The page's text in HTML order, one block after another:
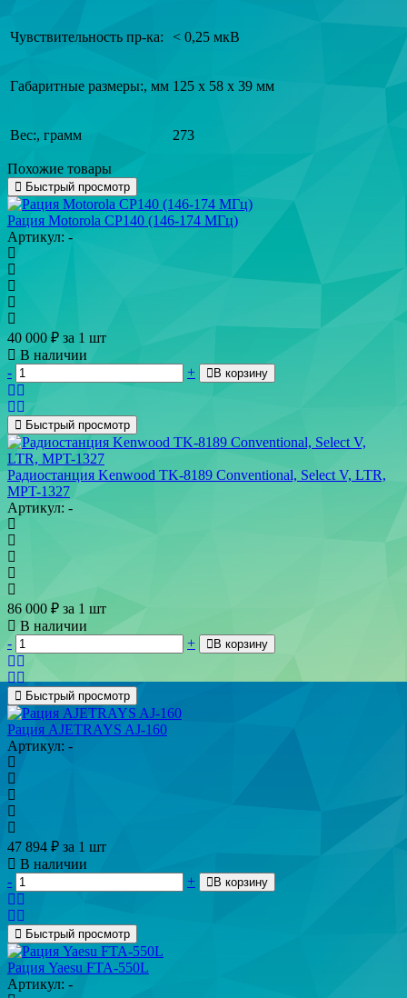
Чувствительность пр-ка: < 0,25 мкВ
Габаритные размеры:, мм 125 х 58 х 39 мм
Вес:, грамм 273
Похожие товары
Быстрый просмотр
Рация Motorola CP140 (146-174 МГц)
Артикул: -
40 000 ₽ за 1 шт
В наличии
-
+ В корзину
Быстрый просмотр
Радиостанция Kenwood TK-8189 Conventional, Select V, LTR,
MPT-1327
Артикул: -
86 000 ₽ за 1 шт
В наличии
-
+ В корзину
Быстрый просмотр
Рация AJETRAYS AJ-160
Артикул: -
47 894 ₽ за 1 шт
В наличии
-
+ В корзину
Быстрый просмотр
Рация Yaesu FTA-550L
Артикул: -